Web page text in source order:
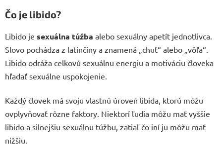
Čo je libido?
Libido je sexuálna túžba alebo sexuálny apetít jednotlivca.
Slovo pochádza z latinčiny a znamená „chuť“ alebo „vôľa“.
Libido odráža celkovú sexuálnu energiu a motiváciu človeka
hľadať sexuálne uspokojenie.
Každý človek má svoju vlastnú úroveň libida, ktorú môžu
ovplyvňovať rôzne faktory. Niektorí ľudia môžu mať vyššie
libido a silnejšiu sexuálnu túžbu, zatiaľ čo iní ju môžu mať
nižšiu.